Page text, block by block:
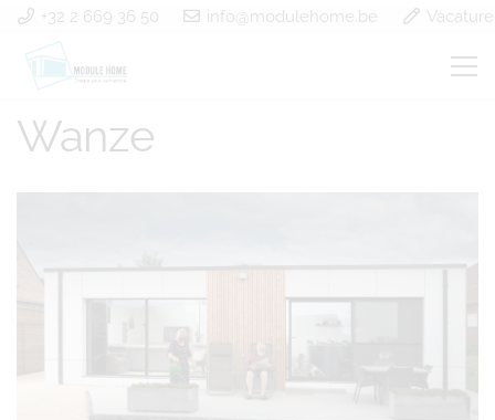
+32 2 669 36 50 info@modulehome.be
Construction à ossature
Wanze